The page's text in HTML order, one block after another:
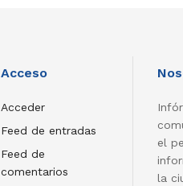
Acceso
Acceder
Feed de entradas
Feed de
comentarios
el
la